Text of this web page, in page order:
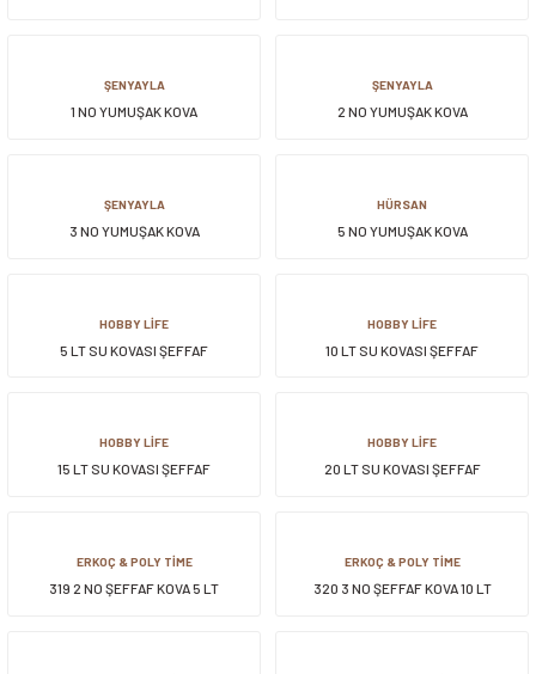
ŞENYAYLA
1 NO YUMUŞAK KOVA
ŞENYAYLA
2 NO YUMUŞAK KOVA
ŞENYAYLA
3 NO YUMUŞAK KOVA
HÜRSAN
5 NO YUMUŞAK KOVA
HOBBY LİFE
5 LT SU KOVASI ŞEFFAF
HOBBY LİFE
10 LT SU KOVASI ŞEFFAF
HOBBY LİFE
15 LT SU KOVASI ŞEFFAF
HOBBY LİFE
20 LT SU KOVASI ŞEFFAF
ERKOÇ & POLY TİME
319 2 NO ŞEFFAF KOVA 5 LT
ERKOÇ & POLY TİME
320 3 NO ŞEFFAF KOVA 10 LT